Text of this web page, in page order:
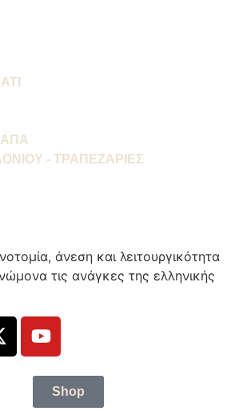
- ΤΡΑΠΕΖΑΡΙΕΣ
άνεση και λειτουργικότητα
τις ανάγκες της ελληνικής
Shop